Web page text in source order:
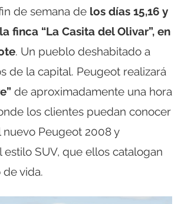
de semana de los días 15,16 y
finca “La Casita del Olivar”, en
. Un pueblo deshabitado a
de la capital. Peugeot realizará
de aproximadamente una hora
los clientes puedan conocer
nuevo Peugeot 2008 y
SUV, que ellos catalogan
vida.